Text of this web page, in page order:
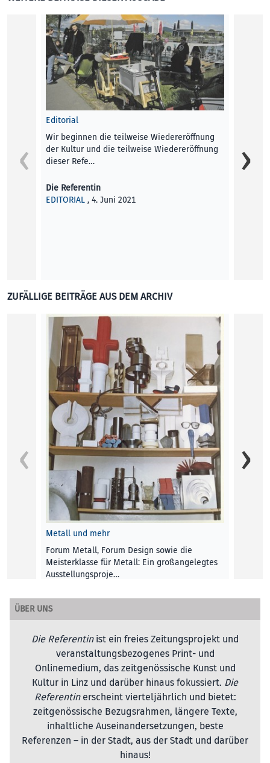
Editorial
Wir beginnen die teilweise Wiedereröffnung
der Kultur und die teilweise Wiedereröffnung
dieser Refe…
Die Referentin
EDITORIAL , 4. Juni 2021
Der
ZUFÄLLIGE BEITRÄGE AUS DEM ARCHIV
Metall und mehr
Forum Metall, Forum Design sowie die
Meisterklasse für Metall: Ein großangelegtes
Ausstellungsproje…
Inga Kleinknecht
KUNST UND KULTUR
Falling
red
ÜBER UNS
Die Referentinist ein freies Zeitungsprojekt und
veranstaltungsbezogenes Print- und
Onlinemedium, das zeitgenössische Kunst und
Kultur in Linz und darüber hinaus fokussiert. Die
Referentinerscheint vierteljährlich und bietet:
zeitgenössische Bezugsrahmen, längere Texte,
inhaltliche Auseinandersetzungen, beste
Referenzen – in der Stadt, aus der Stadt und darüber
hinaus!